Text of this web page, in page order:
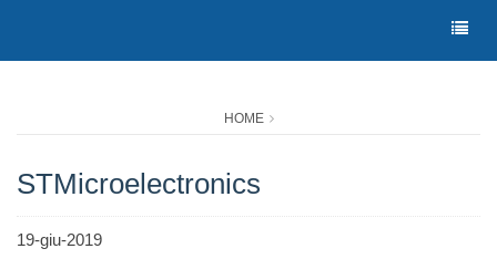
HOME
STMicroelectronics
19-giu-2019